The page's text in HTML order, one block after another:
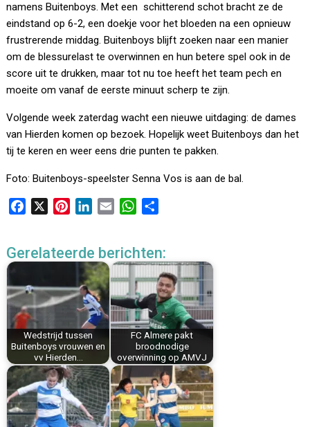
namens Buitenboys. Met een schitterend schot bracht ze de
eindstand op 6-2, een doekje voor het bloeden na een opnieuw
frustrerende middag. Buitenboys blijft zoeken naar een manier
om de blessurelast te overwinnen en hun betere spel ook in de
score uit te drukken, maar tot nu toe heeft het team pech en
moeite om vanaf de eerste minuut scherp te zijn.
Volgende week zaterdag wacht een nieuwe uitdaging: de dames
van Hierden komen op bezoek. Hopelijk weet Buitenboys dan het
tij te keren en weer eens drie punten te pakken.
Foto: Buitenboys-speelster Senna Vos is aan de bal.
e
o
o
k
t
r
e
t
k
e
d
I
n
i
W
t
A
p
p
e
n
Gerelateerde berichten:
Wedstrijd tussen
Buitenboys vrouwen en
vv Hierden…
FC Almere pakt
broodnodige
overwinning op AMVJ